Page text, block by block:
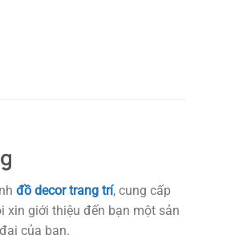
đồ decor trang trí, cung cấp
xin giới thiệu đến bạn một sản
của bạn.